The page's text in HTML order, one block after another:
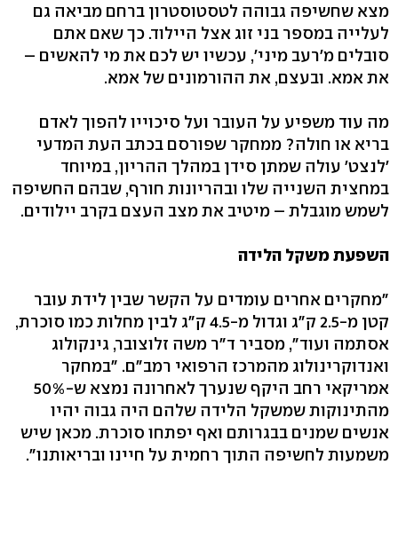
מצא שחשיפה גבוהה לטסטוסטרון ברחם מביאה גם
לעלייה במספר בני זוג אצל היילוד. כך שאם אתם
סובלים מ'רעב מיני', עכשיו יש לכם את מי להאשים –
את אמא. ובעצם, את ההורמונים של אמא.
מה עוד משפיע על העובר ועל סיכוייו להפוך לאדם
בריא או חולה? ממחקר שפורסם בכתב העת המדעי
'לנצט' עולה שמתן סידן במהלך ההריון, במיוחד
במחצית השנייה שלו ובהריונות חורף, שבהם החשיפה
לשמש מוגבלת – מיטיב את מצב העצם בקרב יילודים.
השפעת משקל הלידה
"מחקרים אחרים עומדים על הקשר שבין לידת עובר
קטן מ-2.5 ק"ג וגדול מ-4.5 ק"ג לבין מחלות כמו סוכרת,
אסתמה ועוד", מסביר ד"ר משה זלוצובר, גינקולוג
ואנדוקרינולוג מהמרכז הרפואי רמב"ם. "במחקר
אמריקאי רחב היקף שנערך לאחרונה נמצא ש-50%
מהתינוקות שמשקל הלידה שלהם היה גבוה יהיו
אנשים שמנים בבגרותם ואף יפתחו סוכרת. מכאן שיש
משמעות לחשיפה התוך רחמית על חיינו ובריאותנו".